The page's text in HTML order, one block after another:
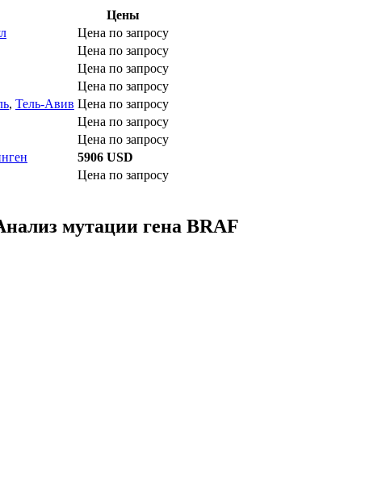
Цены
Цена по запросу
Цена по запросу
Цена по запросу
Цена по запросу
, Тель-Авив Цена по запросу
Цена по запросу
Цена по запросу
5906 USD
Цена по запросу
мутации гена BRAF